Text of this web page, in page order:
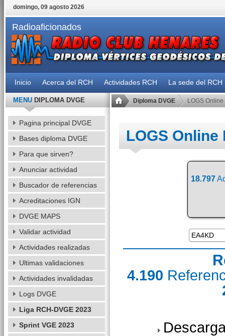
domingo, 09 agosto 2026
Radioaficionados
Inicio Acerca del RCH Actividades RCH La sede del RCH
Diploma DVGE LOGS Online
LOGS Online
18.797
4.190
MENUDIPLOMA DVGE
Pagina principal DVGE
Bases diploma DVGE
Para que sirven?
Anunciar actividad
Buscador de referencias
Acreditaciones IGN
DVGE MAPS
Validar actividad
Actividades realizadas
Ultimas validaciones
Actividades invalidadas
Logs DVGE
Liga RCH-DVGE 2023
Sprint VGE 2023